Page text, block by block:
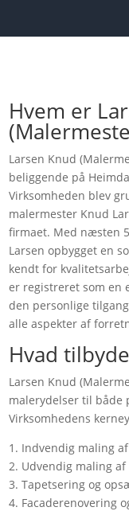
Hvem er
Larsen Knud
beliggende på
Virksomheden blev
malermester Knud
firmaet. Med næsten
Larsen opbygget en
kendt for
er registreret som en
den personlige
alle aspekter af
Hvad
Larsen Knud
malerydelser til både
Virksomhedens
1. Indvendig maling
2. Udvendig maling
3. Tapetsering og
4. Facaderenovering